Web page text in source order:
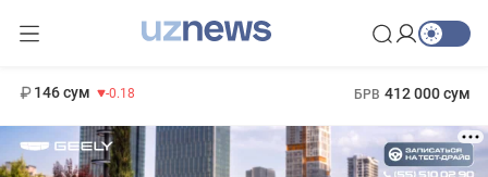
146 сум -0.18 БРВ 412 000 сум